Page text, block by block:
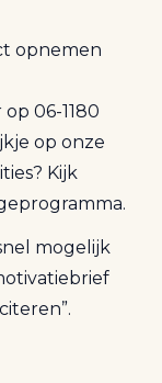
opnemen
06-1180
op onze
Kijk
.
mogelijk